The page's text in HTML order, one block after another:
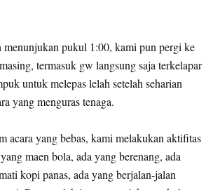
menunjukan pukul 1:00, kami pun pergi ke
termasuk gw langsung saja terkelapar
untuk melepas lelah setelah seharian
yang menguras tenaga.
acara yang bebas, kami melakukan aktifitas
maen bola, ada yang berenang, ada
kopi panas, ada yang berjalan-jalan